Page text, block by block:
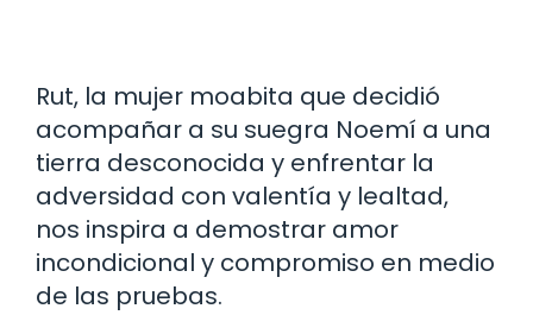
Rut, la mujer moabita que decidió
acompañar a su suegra Noemí a una
tierra desconocida y enfrentar la
adversidad con valentía y lealtad,
nos inspira a demostrar amor
incondicional y compromiso en medio
de las pruebas.